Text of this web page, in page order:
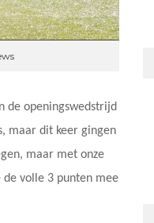
de openingswedstrijd
maar dit keer gingen
maar met onze
de volle 3 punten mee